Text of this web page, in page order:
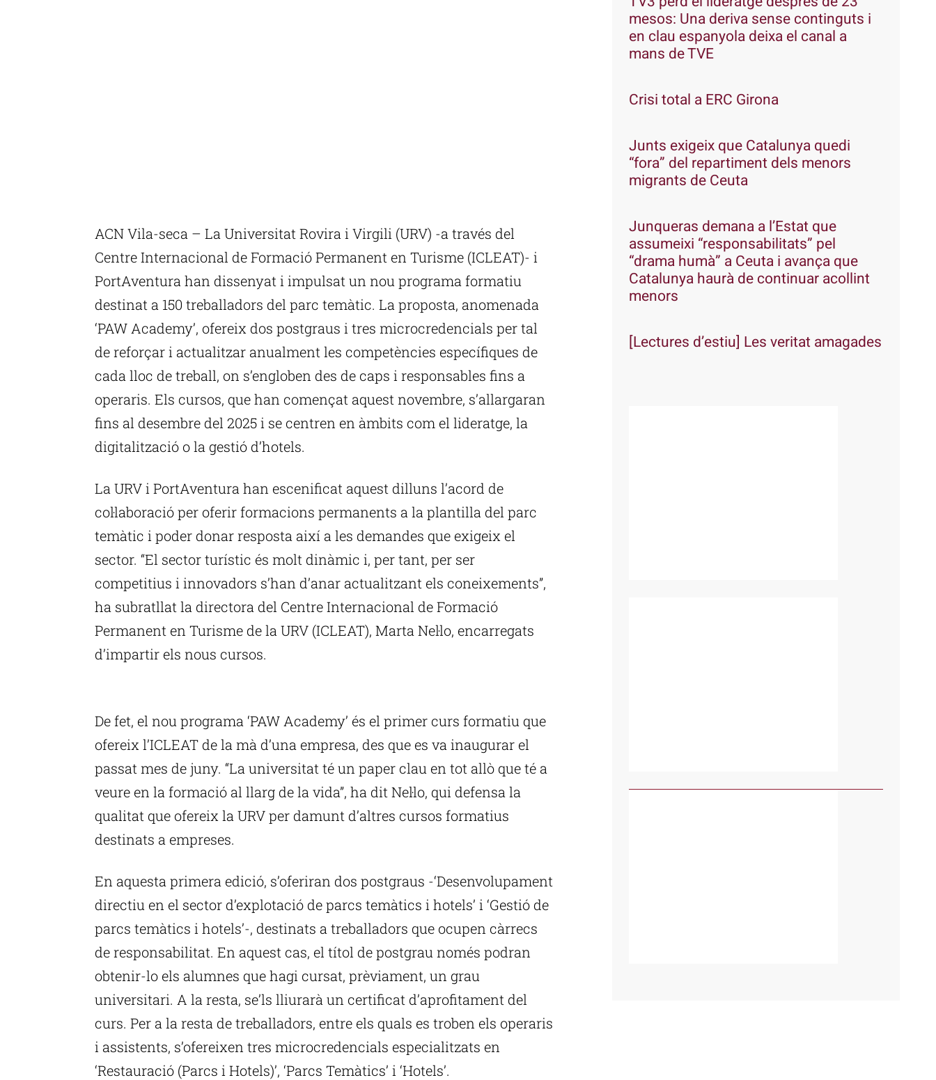
ACN Vila-seca – La Universitat Rovira i Virgili (URV) -a través del
Centre Internacional de Formació Permanent en Turisme (ICLEAT)- i
PortAventura han dissenyat i impulsat un nou programa formatiu
destinat a 150 treballadors del parc temàtic. La proposta, anomenada
‘PAW Academy’, ofereix dos postgraus i tres microcredencials per tal
de reforçar i actualitzar anualment les competències específiques de
cada lloc de treball, on s’engloben des de caps i responsables fins a
operaris. Els cursos, que han començat aquest novembre, s’allargaran
fins al desembre del 2025 i se centren en àmbits com el lideratge, la
digitalització o la gestió d’hotels.
La URV i PortAventura han escenificat aquest dilluns l’acord de
col·laboració per oferir formacions permanents a la plantilla del parc
temàtic i poder donar resposta així a les demandes que exigeix el
sector. “El sector turístic és molt dinàmic i, per tant, per ser
competitius i innovadors s’han d’anar actualitzant els coneixements”,
ha subratllat la directora del Centre Internacional de Formació
Permanent en Turisme de la URV (ICLEAT), Marta Nel·lo, encarregats
d’impartir els nous cursos.
De fet, el nou programa ‘PAW Academy’ és el primer curs formatiu que
ofereix l’ICLEAT de la mà d’una empresa, des que es va inaugurar el
passat mes de juny. “La universitat té un paper clau en tot allò que té a
veure en la formació al llarg de la vida”, ha dit Nel·lo, qui defensa la
qualitat que ofereix la URV per damunt d’altres cursos formatius
destinats a empreses.
En aquesta primera edició, s’oferiran dos postgraus -‘Desenvolupament
directiu en el sector d’explotació de parcs temàtics i hotels’ i ‘Gestió de
parcs temàtics i hotels’-, destinats a treballadors que ocupen càrrecs
de responsabilitat. En aquest cas, el títol de postgrau només podran
obtenir-lo els alumnes que hagi cursat, prèviament, un grau
universitari. A la resta, se’ls lliurarà un certificat d’aprofitament del
curs. Per a la resta de treballadors, entre els quals es troben els operaris
i assistents, s’ofereixen tres microcredencials especialitzats en
‘Restauració (Parcs i Hotels)’, ‘Parcs Temàtics’ i ‘Hotels’.
mesos: Una deriva sense continguts i
en clau espanyola deixa el canal a
mans de TVE
Crisi total a ERC Girona
Junts exigeix que Catalunya quedi
“fora” del repartiment dels menors
migrants de Ceuta
Junqueras demana a l’Estat que
assumeixi “responsabilitats” pel
“drama humà” a Ceuta i avança que
Catalunya haurà de continuar acollint
menors
[Lectures d’estiu] Les veritat amagades